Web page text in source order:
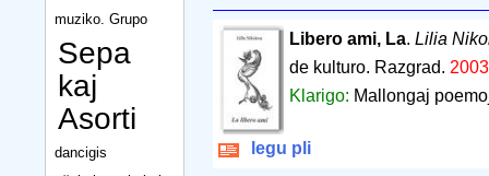
muziko. Grupo
Sepa
kaj
Asorti
dancigis
Libero ami, La. Lilia
de kulturo. Razgrad. 2003
Klarigo: Mallongaj
legu pli